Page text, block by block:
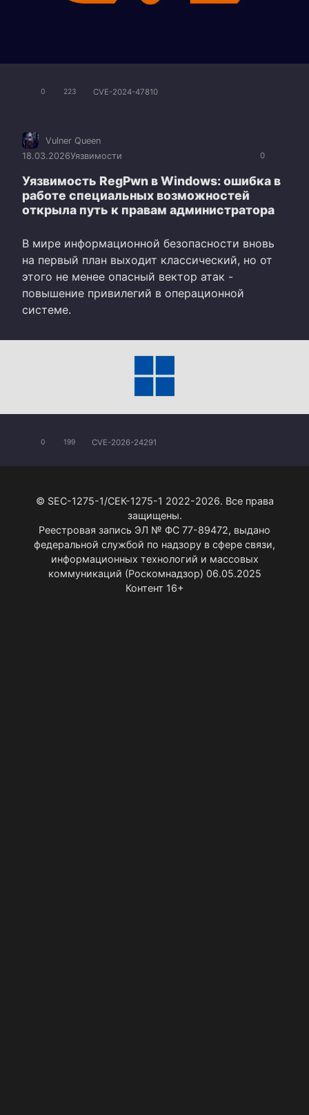
0 223 CVE-2024-47810
0
Vulner Queen
18.03.2026Уязвимости
Уязвимость RegPwn в Windows: ошибка в
работе специальных возможностей
открыла путь к правам администратора
В мире информационной безопасности вновь
на первый план выходит классический, но от
этого не менее опасный вектор атак -
повышение привилегий в операционной
системе.
0 199 CVE-2026-24291
© SEC-1275-1/СЕК-1275-1 2022-2026. Все права
защищены.
Реестровая запись ЭЛ № ФС 77-89472, выдано
федеральной службой по надзору в сфере связи,
информационных технологий и массовых
коммуникаций (Роскомнадзор) 06.05.2025
Контент 16+